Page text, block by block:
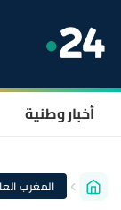
أخبار وطنية
المغرب